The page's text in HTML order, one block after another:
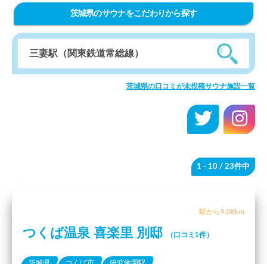
茨城県のサウナをこだわりから探す
茨城県の口コミが未投稿サウナ施設一覧
1 - 10 / 23件中
駅から9.08km
つくば温泉 喜楽里 別邸 （口コミ1件）